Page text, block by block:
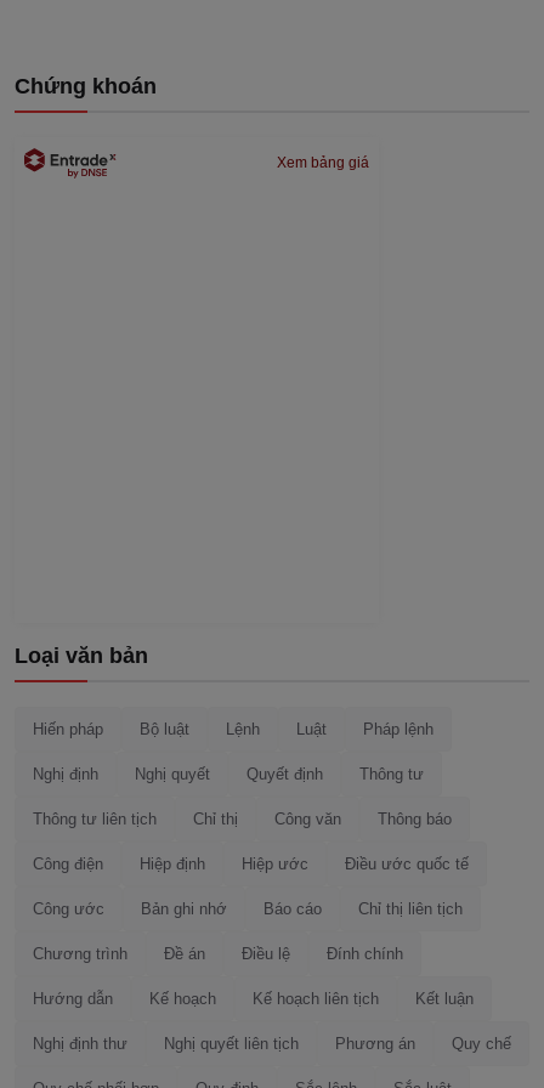
Chứng khoán
Xem bảng giá
Loại văn bản
Hiến pháp Bộ luật Lệnh Luật Pháp lệnh
Nghị định Nghị quyết Quyết định Thông tư
Thông tư liên tịch Chỉ thị Công văn Thông báo
Công điện Hiệp định Hiệp ước Điều ước quốc tế
Công ước Bản ghi nhớ Báo cáo Chỉ thị liên tịch
Chương trình Đề án Điều lệ Đính chính
Hướng dẫn Kế hoạch Kế hoạch liên tịch Kết luận
Nghị định thư Nghị quyết liên tịch Phương án Quy chế